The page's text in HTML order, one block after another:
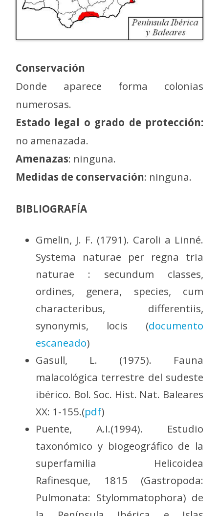
Conservación
Donde aparece forma colonias
numerosas.
Estado legal o grado de protección:
no amenazada.
Amenazas: ninguna.
Medidas de conservación: ninguna.
BIBLIOGRAFÍA
Gmelin, J. F. (1791). Caroli a Linné.
Systema naturae per regna tria
naturae : secundum classes,
ordines, genera, species, cum
characteribus, differentiis,
synonymis, locis (documento
escaneado)
Gasull, L. (1975). Fauna
malacológica terrestre del sudeste
ibérico. Bol. Soc. Hist. Nat. Baleares
XX: 1-155.(pdf)
Puente, A.I.(1994). Estudio
taxonómico y biogeográfico de la
superfamilia Helicoidea
Rafinesque, 1815 (Gastropoda:
Pulmonata: Stylommatophora) de